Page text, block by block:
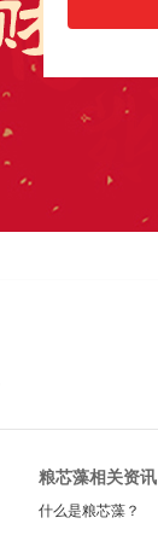
粮芯藻相关资讯
什么是粮芯藻？